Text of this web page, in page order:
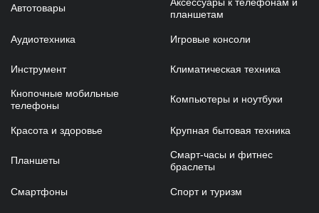
Автотовары
планшетам
Аудиотехника Игровые консоли
Инструмент Климатическая техника
Кнопочные мобильные
телефоны
Компьютеры и ноутбуки
Красота и здоровье Крупная бытовая техника
Планшеты
Смарт-часы и фитнес
браслеты
Смартфоны Спорт и туризм